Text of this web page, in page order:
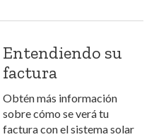
Entendiendo su
factura
Obtén más información
sobre cómo se verá tu
factura con el sistema solar